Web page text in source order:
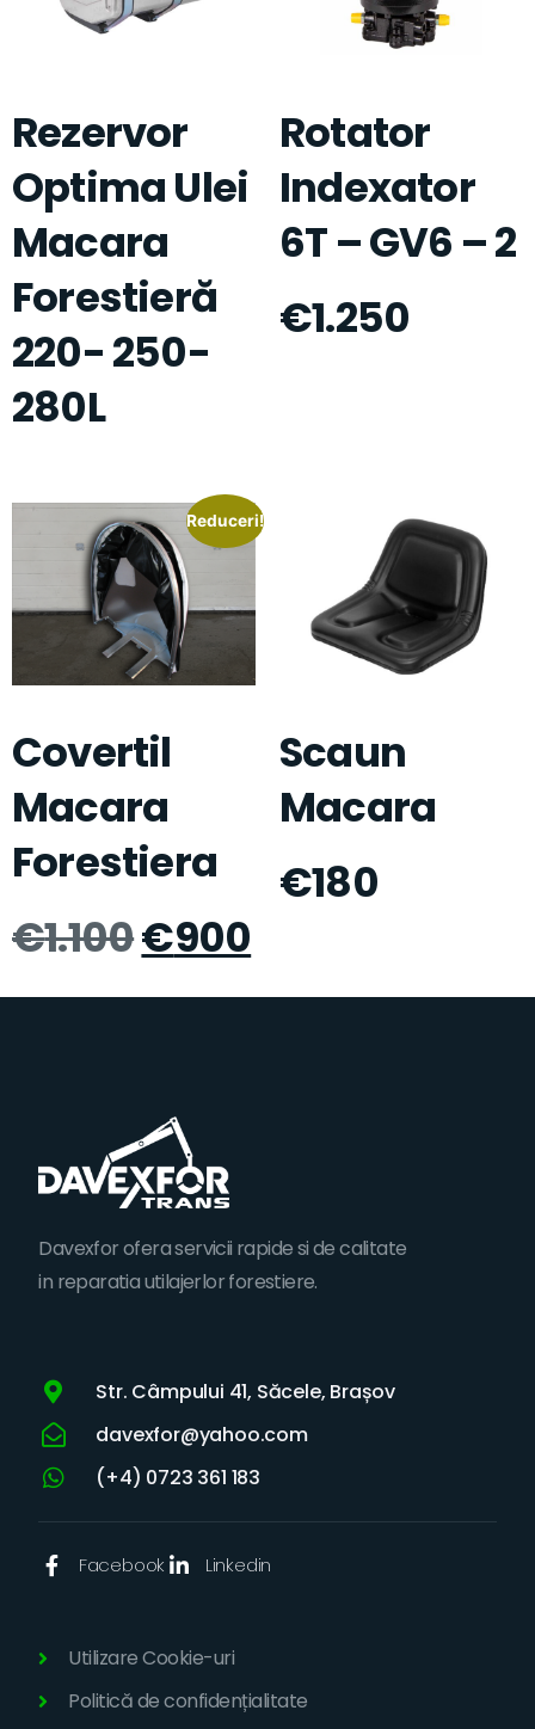
Rezervor
Optima Ulei
Macara
Forestieră
220- 250-
280L
Rotator
Indexator
6T – GV6 – 2
€1.250
Reduceri!
Covertil
Macara
Forestiera
€1.100€900
Scaun
Macara
€180
Davexfor ofera servicii rapide si de calitate
in reparatia utilajerlor forestiere.
Str. Câmpului 41, Săcele, Brașov
davexfor@yahoo.com
(+4) 0723 361 183
Facebook Linkedin
Utilizare Cookie-uri
Politică de confidențialitate